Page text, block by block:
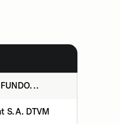
S.A. DTVM